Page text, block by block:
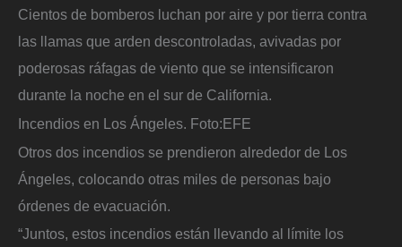
Cientos de bomberos luchan por aire y por tierra contra
las llamas que arden descontroladas, avivadas por
poderosas ráfagas de viento que se intensificaron
durante la noche en el sur de California.
Incendios en Los Ángeles. Foto:EFE
Otros dos incendios se prendieron alrededor de Los
Ángeles, colocando otras miles de personas bajo
órdenes de evacuación.
“Juntos, estos incendios están llevando al límite los